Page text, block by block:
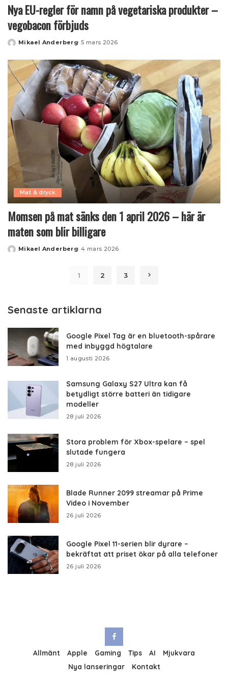
Nya EU-regler för namn på vegetariska produkter –
vegobacon förbjuds
Posted
Mikael Anderberg 5 mars 2026
Mat & dryck
Momsen på mat sänks den 1 april 2026 – här är
maten som blir billigare
Posted
Mikael Anderberg 4 mars 2026
1 2 3
Senaste artiklarna
Google Pixel Tag är en bluetooth-spårare
med inbyggd högtalare
1 augusti 2026
Samsung Galaxy S27 Ultra kan få
betydligt större batteri än tidigare
modeller
28 juli 2026
Stora problem för Xbox-spelare – spel
slutade fungera
28 juli 2026
Blade Runner 2099 streamar på Prime
Video i November
26 juli 2026
Google Pixel 11-serien blir dyrare –
bekräftat att priset ökar på alla telefoner
26 juli 2026
Allmänt Apple Gaming Tips AI
Mjukvara
Nya lanseringar
Kontakt